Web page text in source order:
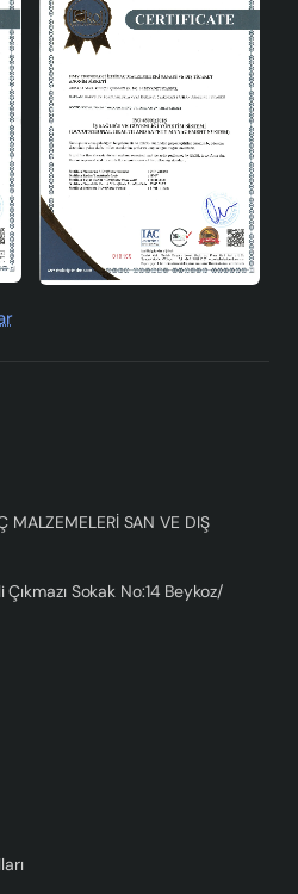
MALZEMELERİ SAN VE DIŞ
Sokak No:14 Beykoz/